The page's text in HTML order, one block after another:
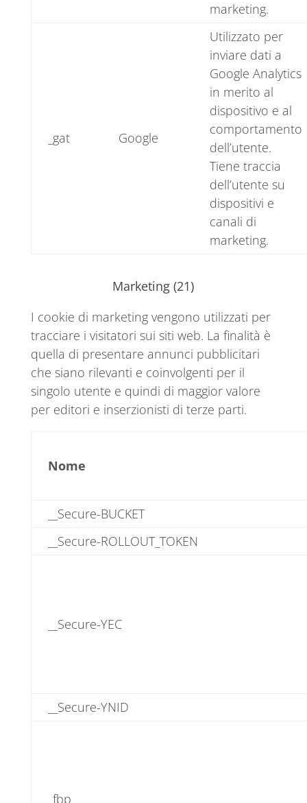
marketing.
_gat Google
Utilizzato per
inviare dati a
Google Analytics
in merito al
dispositivo e al
comportamento
dell’utente.
Tiene traccia
dell’utente su
dispositivi e
canali di
marketing.
Marketing (21)
I cookie di marketing vengono utilizzati per
tracciare i visitatori sui siti web. La finalità è
quella di presentare annunci pubblicitari
che siano rilevanti e coinvolgenti per il
singolo utente e quindi di maggior valore
per editori e inserzionisti di terze parti.
Nome
__Secure-BUCKET
__Secure-ROLLOUT_TOKEN
__Secure-YEC
__Secure-YNID
_fbp